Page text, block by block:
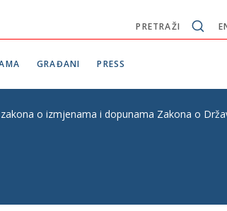
PRETRAŽI
GRAĐANI PRESS
o izmjenama i dopunama Zakona o